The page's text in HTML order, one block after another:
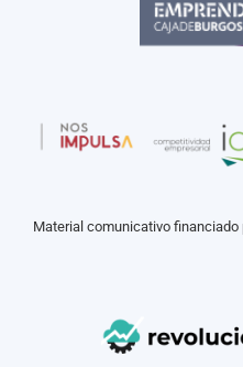
Material comunicativo financiado